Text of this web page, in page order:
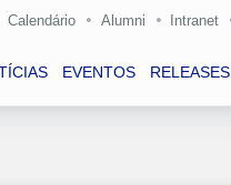
Calendário Alumni Intranet
EVENTOS RELEASES